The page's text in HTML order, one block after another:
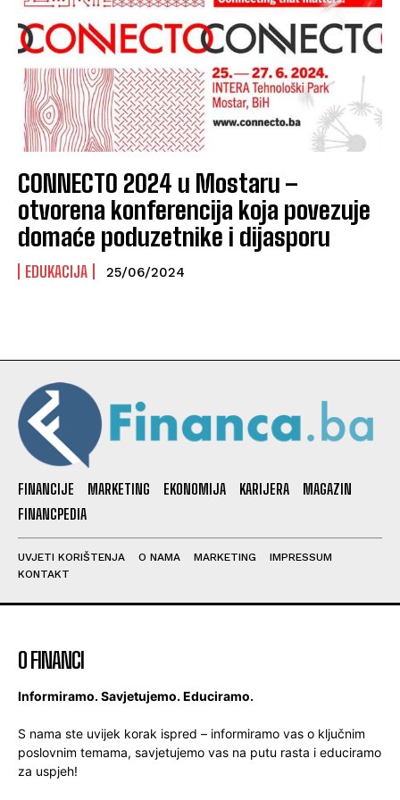
CONNECTO 2024 u Mostaru –
otvorena konferencija koja povezuje
domaće poduzetnike i dijasporu
EDUKACIJA 25/06/2024
FINANCIJE MARKETING EKONOMIJA KARIJERA
MAGAZIN
FINANCPEDIA
UVJETI KORIŠTENJA O NAMA MARKETING
IMPRESSUM
KONTAKT
O FINANCI
Informiramo. Savjetujemo. Educiramo.
S nama ste uvijek korak ispred – informiramo vas o ključnim
poslovnim temama, savjetujemo vas na putu rasta i educiramo
za uspjeh!